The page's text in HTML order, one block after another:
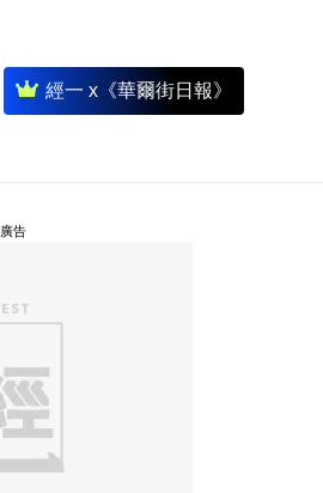
經一 x《華爾街日報》
廣告